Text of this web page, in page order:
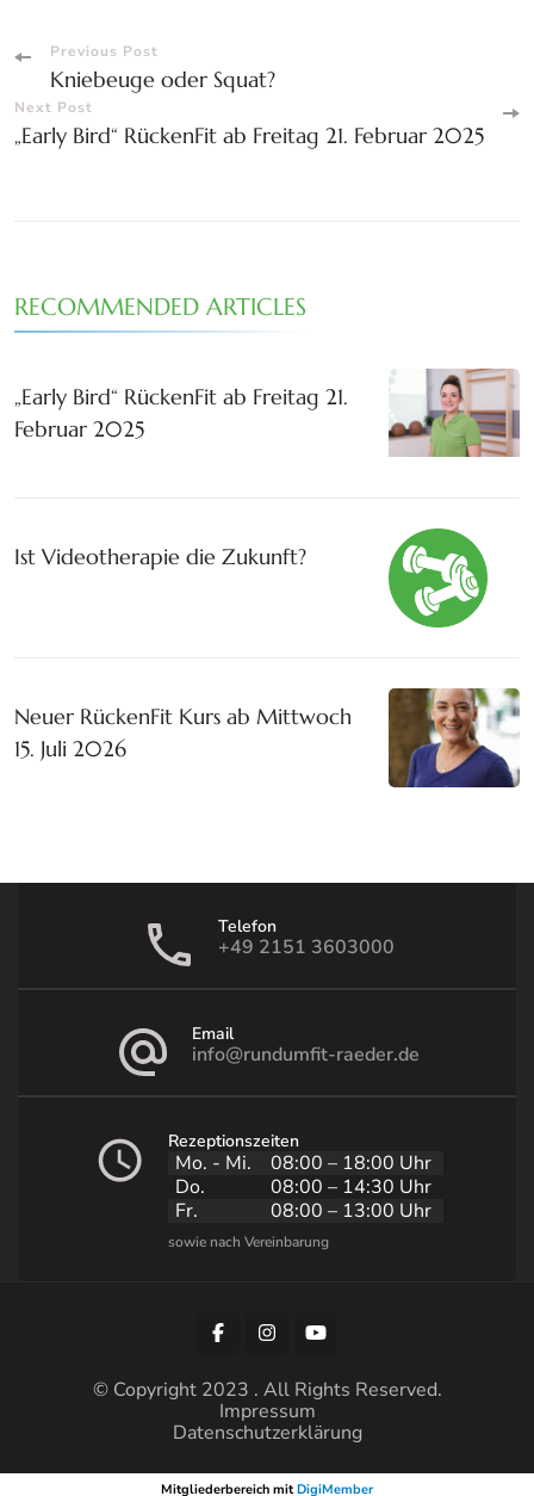
Post
Navigation
Previous Post
Kniebeuge oder Squat?
Next Post
„Early Bird“ RückenFit ab Freitag 21. Februar 2025
RECOMMENDED ARTICLES
„Early Bird“ RückenFit ab Freitag 21.
Februar 2025
Ist Videotherapie die Zukunft?
Neuer RückenFit Kurs ab Mittwoch
15. Juli 2026
Telefon
+49 2151 3603000
Email
info@rundumfit-raeder.de
Rezeptionszeiten
Mo. - Mi.
08:00 – 18:00 Uhr
Do.
08:00 – 14:30 Uhr
Fr.
08:00 – 13:00 Uhr
© Copyright 2023 . All Rights Reserved.
Impressum
Datenschutzerklärung
Mitgliederbereich mitDigiMember